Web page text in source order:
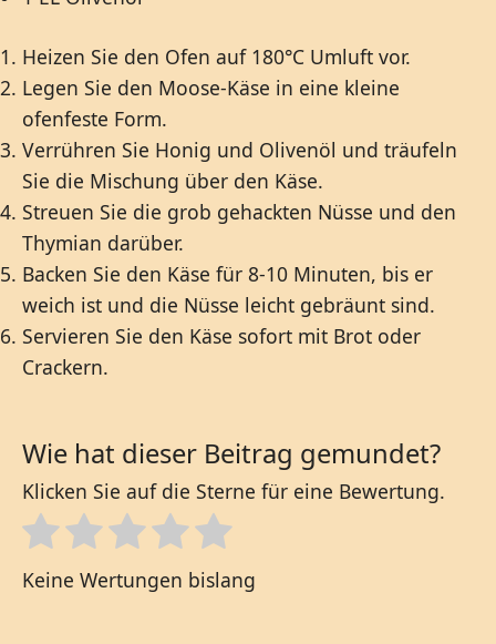
Heizen Sie den Ofen auf 180°C Umluft vor.
Legen Sie den Moose-Käse in eine kleine
ofenfeste Form.
Verrühren Sie Honig und Olivenöl und träufeln
Sie die Mischung über den Käse.
Streuen Sie die grob gehackten Nüsse und den
Thymian darüber.
Backen Sie den Käse für 8-10 Minuten, bis er
weich ist und die Nüsse leicht gebräunt sind.
Servieren Sie den Käse sofort mit Brot oder
Crackern.
Wie hat dieser Beitrag gemundet?
Klicken Sie auf die Sterne für eine Bewertung.
Keine Wertungen bislang